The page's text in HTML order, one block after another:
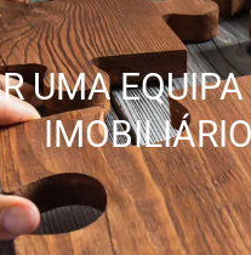
UMA